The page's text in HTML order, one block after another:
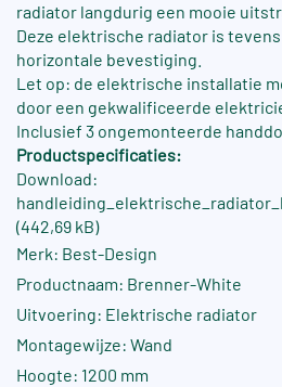
radiator langdurig een mooie
Deze elektrische radiator is
horizontale bevestiging.
Let op: de elektrische installatie
door een gekwalificeerde
Inclusief 3 ongemonteerde
Productspecificaties:
Download:
(442,69 kB)
Merk: Best-Design
Productnaam: Brenner-White
Uitvoering: Elektrische radiator
Montagewijze: Wand
Hoogte: 1200 mm